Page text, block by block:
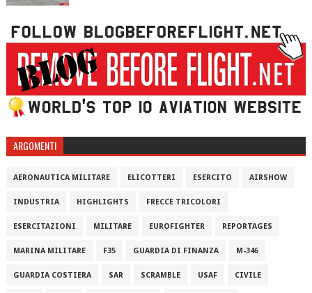
ARGOMENTI
AERONAUTICA MILITARE ELICOTTERI ESERCITO AIRSHOW
INDUSTRIA HIGHLIGHTS FRECCE TRICOLORI
ESERCITAZIONI MILITARE EUROFIGHTER REPORTAGES
MARINA MILITARE F35 GUARDIA DI FINANZA M-346
GUARDIA COSTIERA SAR SCRAMBLE USAF CIVILE